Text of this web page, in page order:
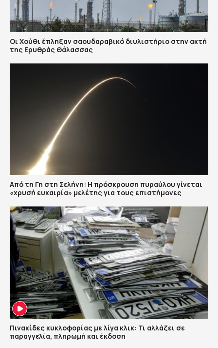
Οι Χούθι έπληξαν σαουδαραβικό διυλιστήριο στην ακτή
της Ερυθράς Θάλασσας
Από τη Γη στη Σελήνη: Η πρόσκρουση πυραύλου γίνεται
«χρυσή ευκαιρία» μελέτης για τους επιστήμονες
Πινακίδες κυκλοφορίας με λίγα κλικ: Τι αλλάζει σε
παραγγελία, πληρωμή και έκδοση